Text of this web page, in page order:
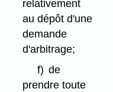
relativement
au dépôt d'une
demande
d'arbitrage;
f) de
prendre toute